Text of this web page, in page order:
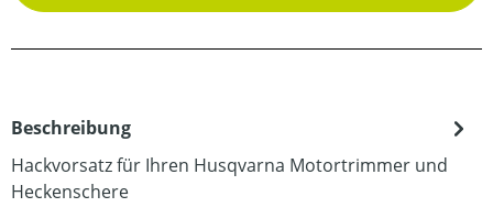
Beschreibung
Hackvorsatz für Ihren Husqvarna Motortrimmer und
Heckenschere